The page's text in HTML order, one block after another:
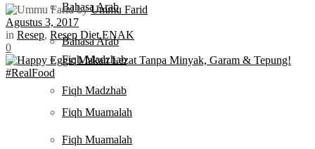
Bahasa Arab
Fiqh Madzhab
Fiqh Muamalah
Bahasa Arab
Fiqh Madzhab
Fiqh Muamalah
by Ummu Farid
Agustus 3, 2017
in Resep, Resep Diet ENAK
0